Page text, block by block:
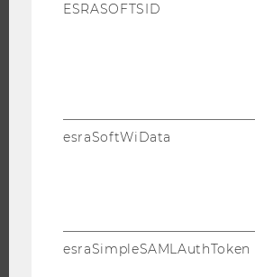
KARRIEREKONTAKTE AN DER WU
WU COMMUNITY
ALUMNI
ESRASOFTSID
esraSoftWiData
esraSimpleSAMLAuthToken